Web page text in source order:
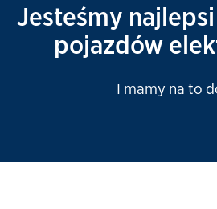
Jesteśmy
pojazdów
I mamy na to